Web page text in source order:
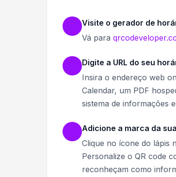
Visite o gerador de
Vá para
Digite a URL do seu
Insira o endereço web
Calendar, um PDF
sistema de informações
Adicione a marca da
Clique no ícone do lápis
Personalize o QR code
reconheçam como